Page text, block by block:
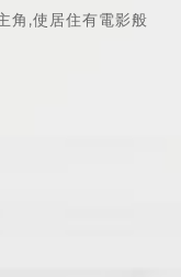
角,使居住有電影般